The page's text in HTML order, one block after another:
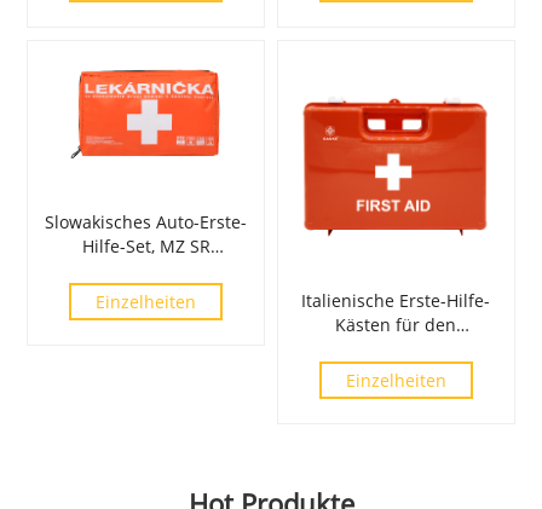
Slowakisches Auto-Erste-
Hilfe-Set, MZ SR
Einzelheiten
Italienische Erste-Hilfe-
Kästen für den
DM 388 vom 15.07.2003
Einzelheiten